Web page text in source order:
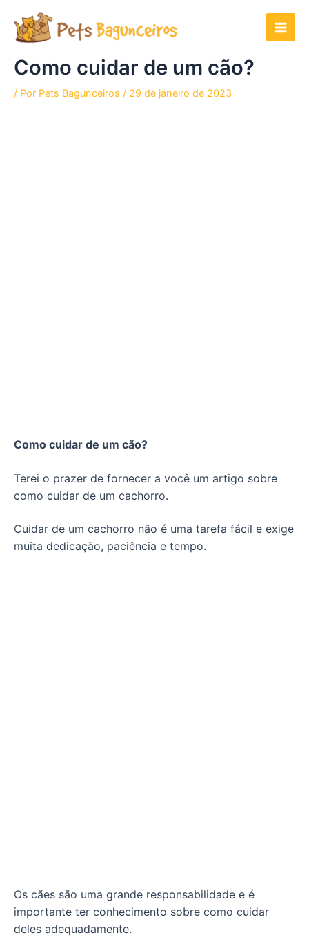
para
conteúdo
Como cuidar de um cão?
/ Por Pets Bagunceiros / 29 de janeiro de 2023
Como cuidar de um cão?
Terei o prazer de fornecer a você um artigo sobre
como cuidar de um cachorro.
Cuidar de um cachorro não é uma tarefa fácil e exige
muita dedicação, paciência e tempo.
Os cães são uma grande responsabilidade e é
importante ter conhecimento sobre como cuidar
deles adequadamente.